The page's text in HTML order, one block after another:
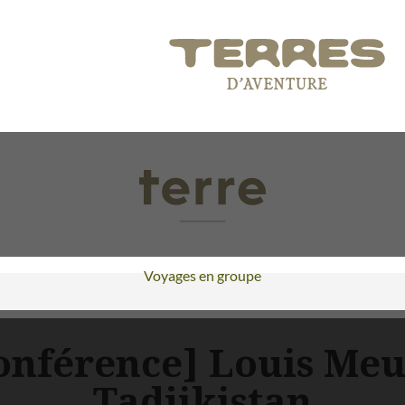
Voyages en groupe
Louis